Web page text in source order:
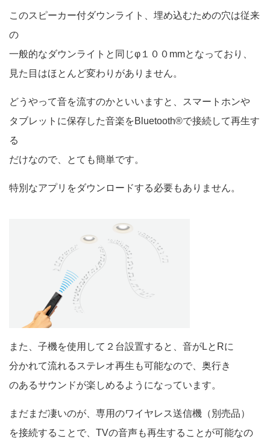
このスピーカー付ダウンライト、埋め込むための穴は従来
の
一般的なダウンライトと同じφ１００mmとなっており、
見た目はほとんど変わりがありません。
どうやって音を流すのかといいますと、スマートホンや
タブレットに保存した音楽をBluetooth®で接続して再生す
る
だけなので、とても簡単です。
特別なアプリをダウンロードする必要もありません。
また、子機を使用して２台設置すると、音がLとRに
分かれて流れるステレオ再生も可能なので、奥行き
のあるサウンドが楽しめるようになっています。
まだまだ凄いのが、専用のワイヤレス送信機（別売品）
を接続することで、TVの音声も再生することが可能なの